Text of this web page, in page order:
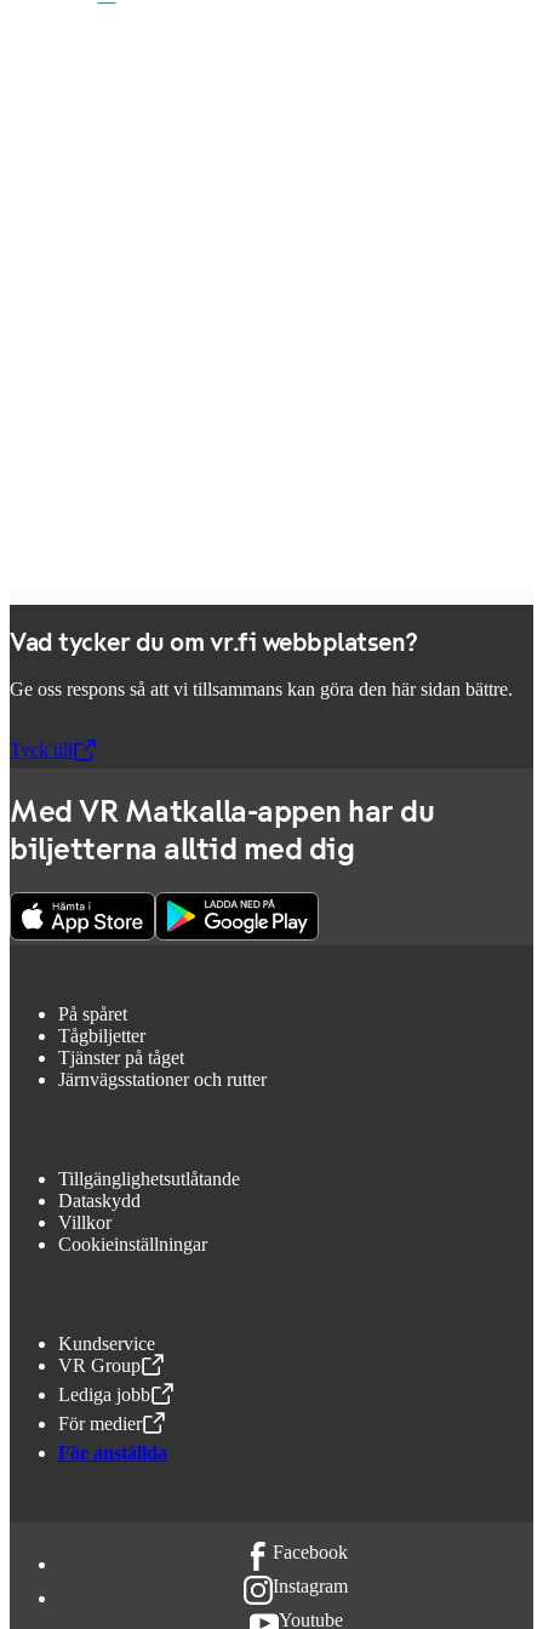
Vad tycker du om vr.fi webbplatsen?
Ge oss respons så att vi tillsammans kan göra den här sidan bättre.
Tyck till
,Öppnas i en ny flik
Med VR Matkalla-appen har du
biljetterna alltid med dig
På spåret
Tågbiljetter
Tjänster på tåget
Järnvägsstationer och rutter
Tillgänglighetsutlåtande
Dataskydd
Villkor
Cookieinställningar
Kundservice
VR Group
,Öppnas i en ny flik
Lediga jobb
,Öppnas i en ny flik
För medier
,Öppnas i en ny flik
För anställda
Facebook
Instagram
Youtube